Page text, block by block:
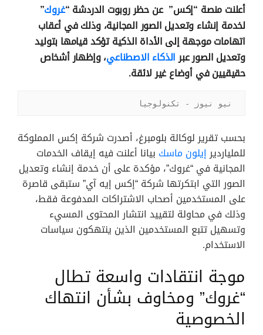
أعلنت منصة “إكس” عن حظر روبوت الدردشة “غروك”
لخدمة إنشاء وتعديل الصور المجانية، وذلك في أعقاب
اتهامات موجهة إلى الأداة الذكية تؤكد قيامها بتوليد
وتعديل الصور عبرالذكاء الاصطناعي، وإظهار أشخاص
حقيقيين في أوضاع غير لائقة.
نيو نيوز - تكنولوجيا
بحسب تقرير لوكالة بلومبرغ، أصدرت شركة إكس المملوكة
للمليارديرإيلون ماسك بيانا أعلنت فيه إيقاف الخدمات
المجانية في “غروك”، مؤكدة على أن خدمة إنشاء وتعديل
الصور التي ابتكرتها شركة “إكس إيه آي” ستبقى قاصرة
على المستخدمين أصحاب الاشتراكات المدفوعة فقط،
وذلك في محاولة لتقييد انتشار المحتوى المسيء
وتسهيل تتبع المستخدمين الذين ينتهكون سياسات
الاستخدام.
موجة انتقادات واسعة تطال
“غروك” ومخاوف بشأن انتهاك
الخصوصية